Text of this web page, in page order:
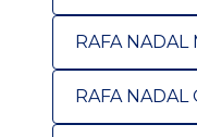
RAFA NADAL
RAFA NADAL